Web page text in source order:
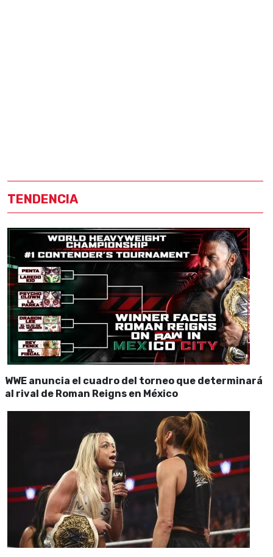
TENDENCIA
WWE anuncia el cuadro del torneo que determinará
al rival de Roman Reigns en México